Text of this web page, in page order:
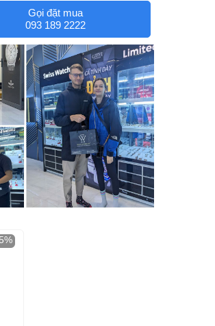
Gọi đặt mua
093 189 2222